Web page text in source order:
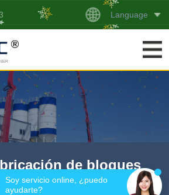
Language
de bloques
Soy servicio online, ¿puedo
ayudarte?